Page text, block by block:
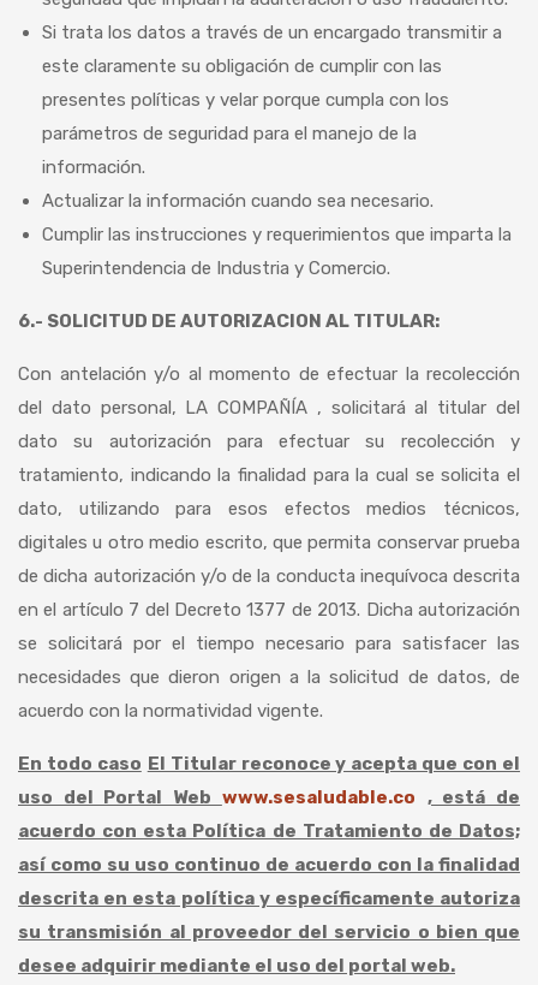
Si trata los datos a través de un encargado transmitir a
este claramente su obligación de cumplir con las
presentes políticas y velar porque cumpla con los
parámetros de seguridad para el manejo de la
información.
Actualizar la información cuando sea necesario.
Cumplir las instrucciones y requerimientos que imparta la
Superintendencia de Industria y Comercio.
6.- SOLICITUD DE AUTORIZACION AL TITULAR:
Con antelación y/o al momento de efectuar la recolección
del dato personal, LA COMPAÑÍA , solicitará al titular del
dato su autorización para efectuar su recolección y
tratamiento, indicando la finalidad para la cual se solicita el
dato, utilizando para esos efectos medios técnicos,
digitales u otro medio escrito, que permita conservar prueba
de dicha autorización y/o de la conducta inequívoca descrita
en el artículo 7 del Decreto 1377 de 2013. Dicha autorización
se solicitará por el tiempo necesario para satisfacer las
necesidades que dieron origen a la solicitud de datos, de
acuerdo con la normatividad vigente.
En todo caso El Titular reconoce y acepta que con el
uso del Portal Web www.sesaludable.co
, está de
acuerdo con esta Política de Tratamiento de Datos;
así como su uso continuo de acuerdo con la finalidad
descrita en esta política y específicamente autoriza
su transmisión al proveedor del servicio o bien que
desee adquirir mediante el uso del portal web.